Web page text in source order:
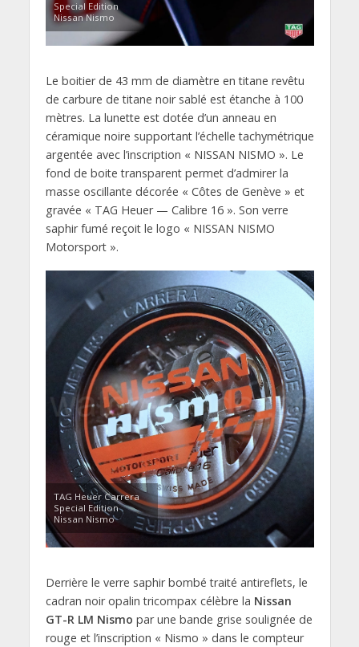
Special Edition
Nissan Nismo
Le boitier de 43 mm de diamètre en titane revêtu
de carbure de titane noir sablé est étanche à 100
mètres. La lunette est dotée d’un anneau en
céramique noire supportant l’échelle tachymétrique
argentée avec l’inscription « NISSAN NISMO ». Le
fond de boite transparent permet d’admirer la
masse oscillante décorée « Côtes de Genève » et
gravée « TAG Heuer — Calibre 16 ». Son verre
saphir fumé reçoit le logo « NISSAN NISMO
Motorsport ».
TAG Heuer Carrera
Special Edition
Nissan Nismo
Derrière le verre saphir bombé traité antireflets, le
cadran noir opalin tricompax célèbre la Nissan
GT-R LM Nismo par une bande grise soulignée de
rouge et l’inscription « Nismo » dans le compteur